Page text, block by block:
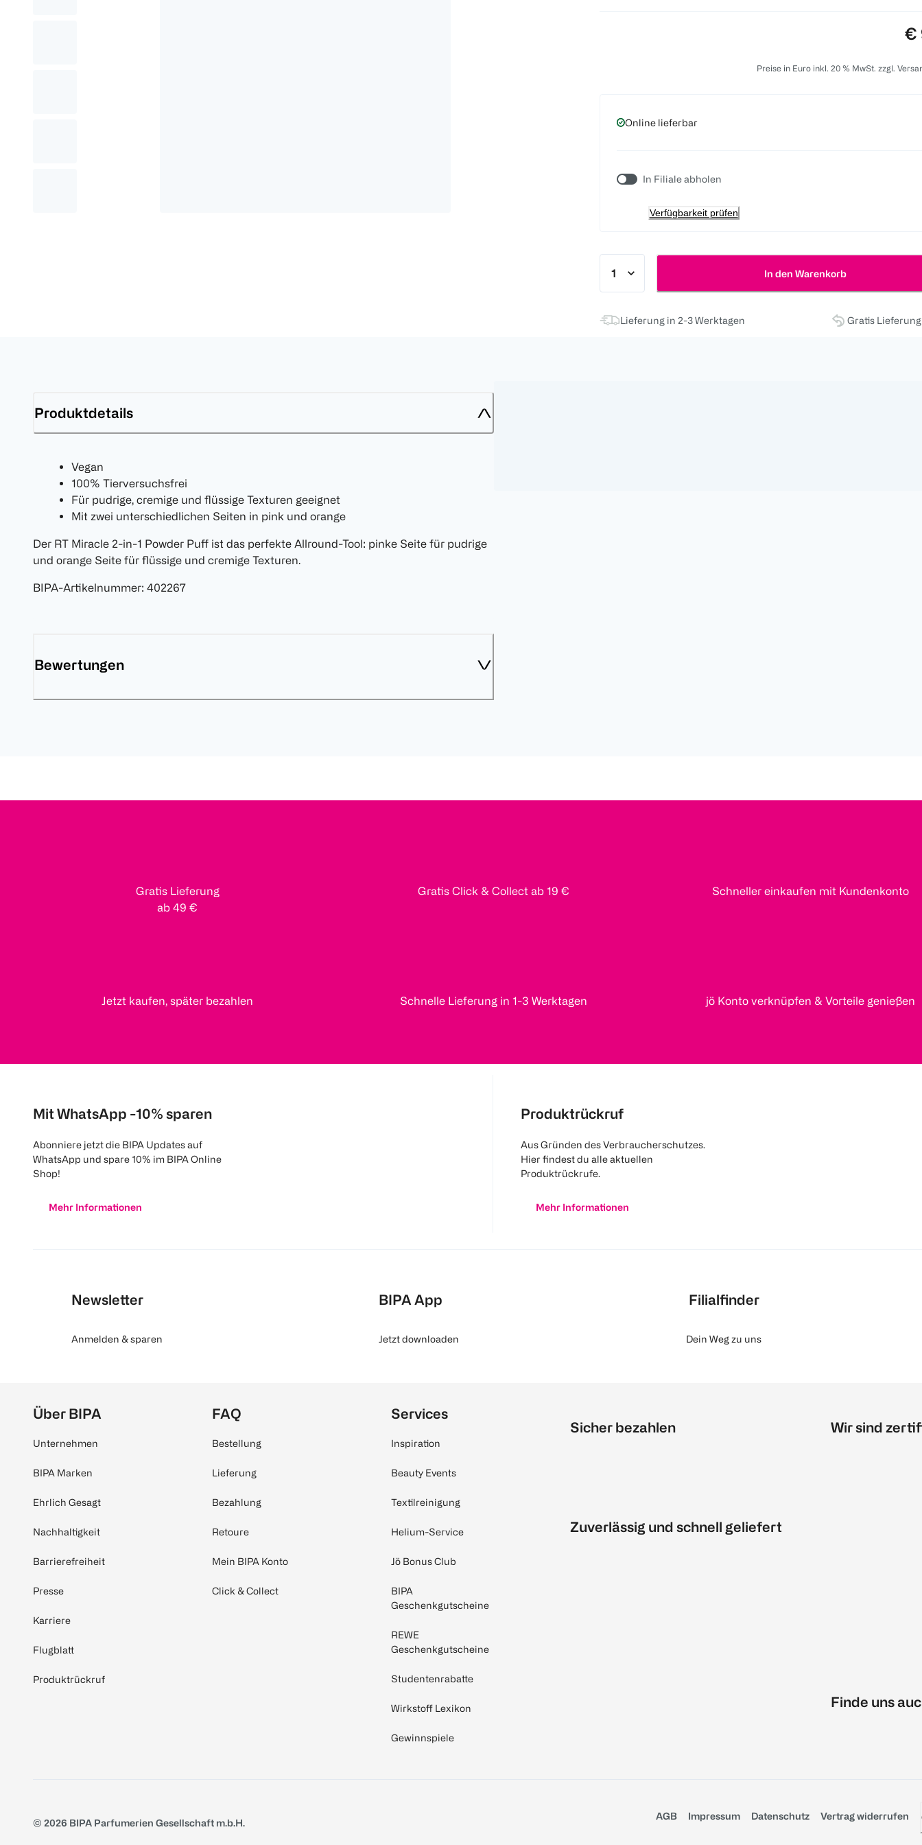
€
Preise in Euro inkl. 20 % MwSt. zzgl.
Online lieferbar
In Filiale abholen
Verfügbarkeit prüfen
In den Warenkorb
Lieferung in 2-3 Werktagen Gratis
Produktdetails
Vegan
100% Tierversuchsfrei
Für pudrige, cremige und flüssige Texturen geeignet
Mit zwei unterschiedlichen Seiten in pink und orange
Der RT Miracle 2-in-1 Powder Puff ist das perfekte Allround-Tool: pinke Seite für pudrige
und orange Seite für flüssige und cremige Texturen.
BIPA-Artikelnummer: 402267
Bewertungen
Gratis Lieferung
ab 49 €
Gratis Click & Collect ab 19 € Schneller einkaufen mit Kundenkonto
Jetzt kaufen, später bezahlen Schnelle Lieferung in 1-3 Werktagen jö Konto verknüpfen & Vorteile genießen
Mit WhatsApp -10% sparen
Abonniere jetzt die BIPA Updates auf
WhatsApp und spare 10% im BIPA Online
Shop!
Mehr Informationen
Produktrückruf
Aus Gründen des Verbraucherschutzes.
Hier findest du alle aktuellen
Produktrückrufe.
Mehr Informationen
Newsletter
Anmelden & sparen
BIPA App
Jetzt downloaden
Filialfinder
Dein Weg zu uns
Über BIPA
Unternehmen
BIPA Marken
Ehrlich Gesagt
Nachhaltigkeit
Barrierefreiheit
Presse
Karriere
Flugblatt
Produktrückruf
FAQ
Bestellung
Lieferung
Bezahlung
Retoure
Mein BIPA Konto
Click & Collect
Services
Inspiration
Beauty Events
Textilreinigung
Helium-Service
Jö Bonus Club
BIPA
Geschenkgutscheine
REWE
Geschenkgutscheine
Studentenrabatte
Wirkstoff Lexikon
Gewinnspiele
Sicher bezahlen
Zuverlässig und schnell geliefert
Wir sind
Finde uns
© 2026 BIPA Parfumerien Gesellschaft m.b.H.
AGB Impressum Datenschutz Vertrag widerrufen